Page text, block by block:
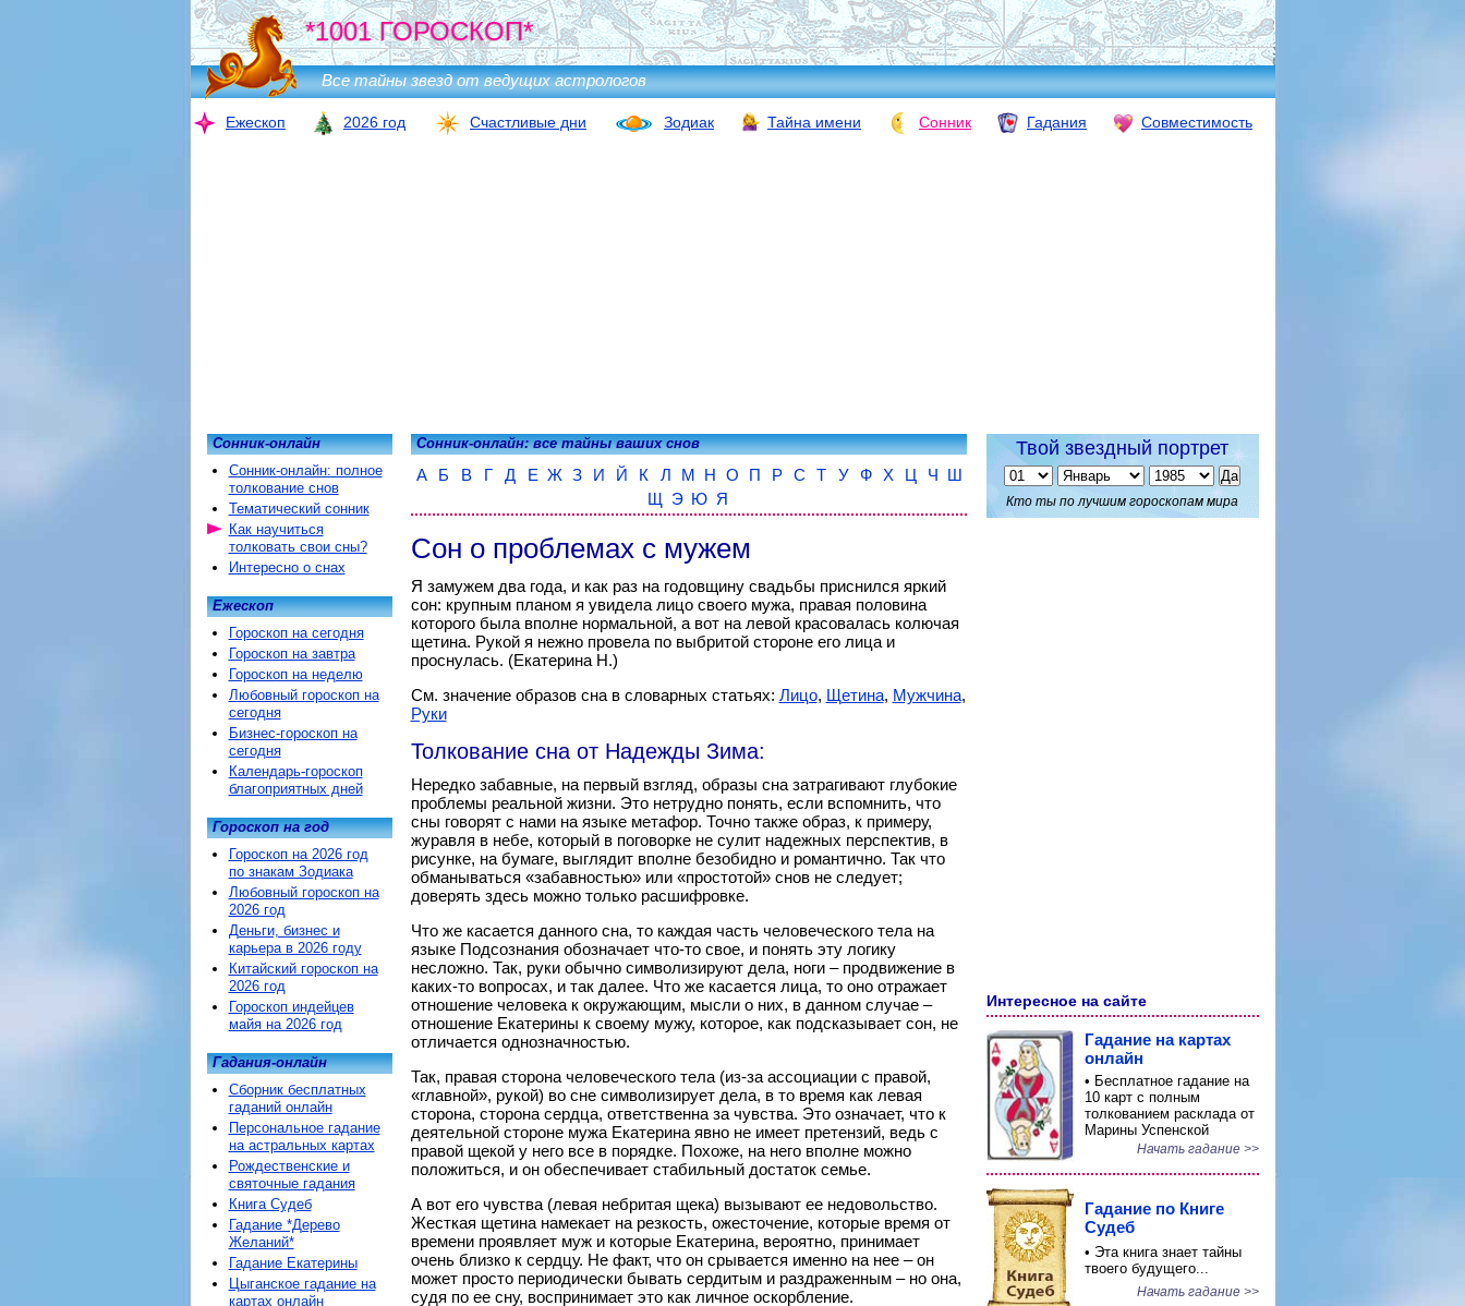
*1001 ГОРОСКОП*
Все тайны звезд от ведущих астрологов
Ежескоп 2026 год Счастливые дни Зодиак Тайна имени Сонник Гадания Совместимость
Сонник-онлайн: все тайны ваших снов
А Б В Г Д Е Ж З И Й К Л М Н О П Р С Т У Ф Х Ц Ч Ш
Щ Э Ю Я
Сон о проблемах с мужем
Я замужем два года, и как раз на годовщину свадьбы приснился яркий
сон: крупным планом я увидела лицо своего мужа, правая половина
которого была вполне нормальной, а вот на левой красовалась колючая
щетина. Рукой я нежно провела по выбритой стороне его лица и
проснулась. (Екатерина Н.)
См. значение образов сна в словарных статьях: Лицо, Щетина, Мужчина,
Руки
Толкование сна от Надежды Зима:
Нередко забавные, на первый взгляд, образы сна затрагивают глубокие
проблемы реальной жизни. Это нетрудно понять, если вспомнить, что
сны говорят с нами на языке метафор. Точно также образ, к примеру,
журавля в небе, который в поговорке не сулит надежных перспектив, в
рисунке, на бумаге, выглядит вполне безобидно и романтично. Так что
обманываться «забавностью» или «простотой» снов не следует;
доверять здесь можно только расшифровке.
Что же касается данного сна, то каждая часть человеческого тела на
языке Подсознания обозначает что-то свое, и понять эту логику
несложно. Так, руки обычно символизируют дела, ноги – продвижение в
каких-то вопросах, и так далее. Что же касается лица, то оно отражает
отношение человека к окружающим, мысли о них, в данном случае –
отношение Екатерины к своему мужу, которое, как подсказывает сон, не
отличается однозначностью.
Так, правая сторона человеческого тела (из-за ассоциации с правой,
«главной», рукой) во сне символизирует дела, в то время как левая
сторона, сторона сердца, ответственна за чувства. Это означает, что к
деятельной стороне мужа Екатерина явно не имеет претензий, ведь с
правой щекой у него все в порядке. Похоже, на него вполне можно
положиться, и он обеспечивает стабильный достаток семье.
А вот его чувства (левая небритая щека) вызывают ее недовольство.
Жесткая щетина намекает на резкость, ожесточение, которые время от
времени проявляет муж и которые Екатерина, вероятно, принимает
очень близко к сердцу. Не факт, что он срывается именно на нее – он
может просто периодически бывать сердитым и раздраженным – но она,
судя по ее сну, воспринимает это как личное оскорбление.
Сонник-онлайн
Сонник-онлайн: полное
толкование снов
Тематический сонник
Как научиться
толковать свои сны?
Интересно о снах
Ежескоп
Гороскоп на сегодня
Гороскоп на завтра
Гороскоп на неделю
Любовный гороскоп на
сегодня
Бизнес-гороскоп на
сегодня
Календарь-гороскоп
благоприятных дней
Гороскоп на год
Гороскоп на 2026 год
по знакам Зодиака
Любовный гороскоп на
2026 год
Деньги, бизнес и
карьера в 2026 году
Китайский гороскоп на
2026 год
Гороскоп индейцев
майя на 2026 год
Гадания-онлайн
Сборник бесплатных
гаданий онлайн
Персональное гадание
на астральных картах
Рождественские и
святочные гадания
Книга Судеб
Гадание *Дерево
Желаний*
Гадание Екатерины
Цыганское гадание на
картах онлайн
Твой звездный портрет
Кто ты по лучшим гороскопам мира
Интересное на сайте
Гадание на картах
онлайн
• Бесплатное гадание на
10 карт с полным
толкованием расклада от
Марины Успенской
Начать гадание >>
Гадание по Книге
Судеб
• Эта книга знает тайны
твоего будущего...
Начать гадание >>